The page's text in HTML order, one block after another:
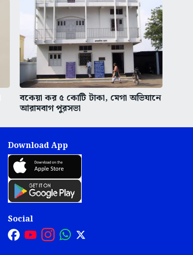
বকেয়া কর ৫ কোটি টাকা, মেগা অভিযানে
আরামবাগ পুরসভা
Download App
Social